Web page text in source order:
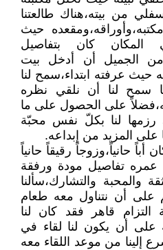
من بيته،هناك طالعتنا
حيث
المكان كان بتفاصيل
من الجميل أن أدخل بيت
حيث عرفته ابتداء،سمح لنا
سمح لنا أن نلقي نظره
على الحصول على ما
رزمها لنا بكلّ نفس محبّة
المزيد من إبداعه.
حانياً،وزوجاً رقيقاً حانياً
تفاصيل مودة ورفقة
والمحبة والتشارك،سألنا
على أن نتناول معه طعام
التزام قاهر فقد كان لنا
على أن يكون لنا لقاء في
إلينا من موعد اللقاء معه